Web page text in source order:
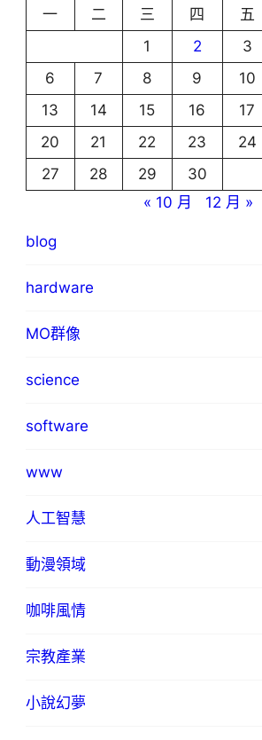
一
二 三 四 五
1
2 3
6
7 8 9 10
13
14 15 16 17
20
21 22 23 24
27
28 29
30
« 10 月
12 月 »
blog
hardware
MO群像
science
software
www
人工智慧
動漫領域
咖啡風情
宗教產業
小說幻夢